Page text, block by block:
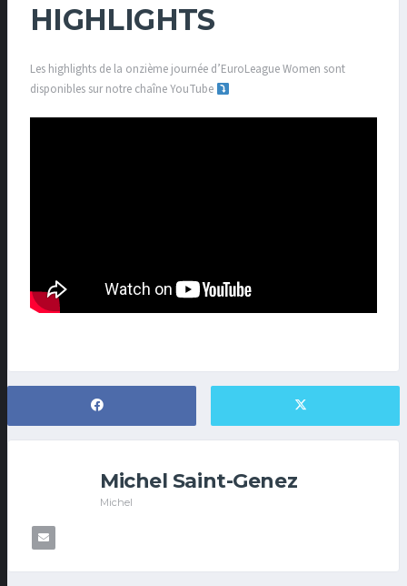
HIGHLIGHTS
Les highlights de la onzième journée d’EuroLeague Women sont
disponibles sur notre chaîne YouTube
Michel Saint-Genez
Michel